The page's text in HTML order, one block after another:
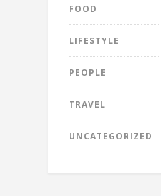
FOOD
LIFESTYLE
PEOPLE
TRAVEL
UNCATEGORIZED